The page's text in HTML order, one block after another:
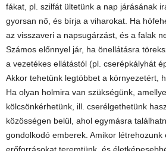
fákat, pl. szilfát ültetünk a nap járásának
gyorsan nő, és bírja a viharokat. Ha
az visszaveri a napsugárzást, és a falak
Számos előnnyel jár, ha önellátásra
a vezetékes ellátástól (pl. cserépkályhát
Akkor tehetünk legtöbbet a környezetért,
Ha olyan holmira van szükségünk,
kölcsönkérhetünk, ill. cserélgethetünk
közösségen belül, ahol egymásra
gondolkodó emberek. Amikor létrehozunk